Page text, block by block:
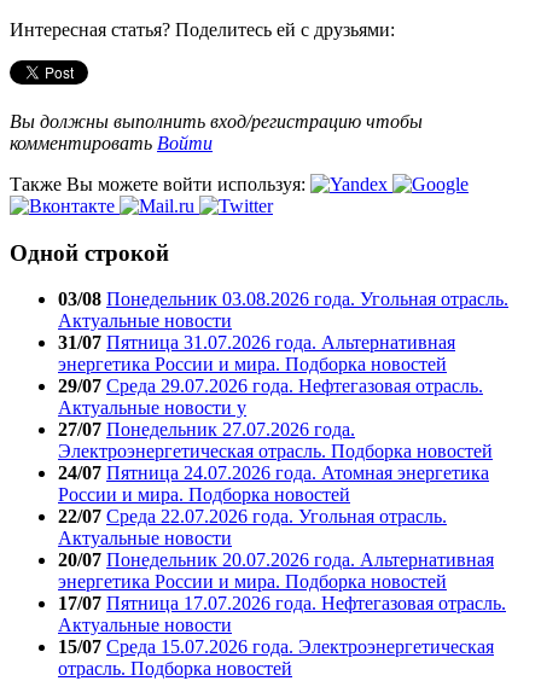
Интересная статья? Поделитесь ей с друзьями:
Вы должны выполнить вход/регистрацию чтобы
комментировать Войти
Также Вы можете войти используя:
Одной строкой
03/08 Понедельник 03.08.2026 года. Угольная отрасль.
Актуальные новости
31/07 Пятница 31.07.2026 года. Альтернативная
энергетика России и мира. Подборка новостей
29/07 Среда 29.07.2026 года. Нефтегазовая отрасль.
Актуальные новости у
27/07 Понедельник 27.07.2026 года.
Электроэнергетическая отрасль. Подборка новостей
24/07 Пятница 24.07.2026 года. Атомная энергетика
России и мира. Подборка новостей
22/07 Среда 22.07.2026 года. Угольная отрасль.
Актуальные новости
20/07 Понедельник 20.07.2026 года. Альтернативная
энергетика России и мира. Подборка новостей
17/07 Пятница 17.07.2026 года. Нефтегазовая отрасль.
Актуальные новости
15/07 Среда 15.07.2026 года. Электроэнергетическая
отрасль. Подборка новостей